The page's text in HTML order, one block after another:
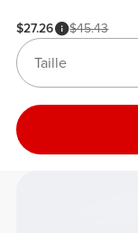
$27.26 $45.43
Taille